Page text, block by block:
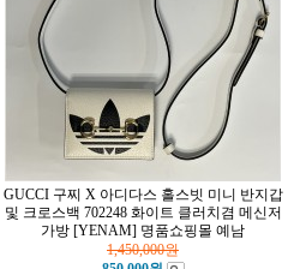
GUCCI 구찌 X 아디다스 홀스빗 미니 반지갑
및 크로스백 702248 화이트 클러치겸 메신저
가방 [YENAM] 명품쇼핑몰 예남
1,450,000원